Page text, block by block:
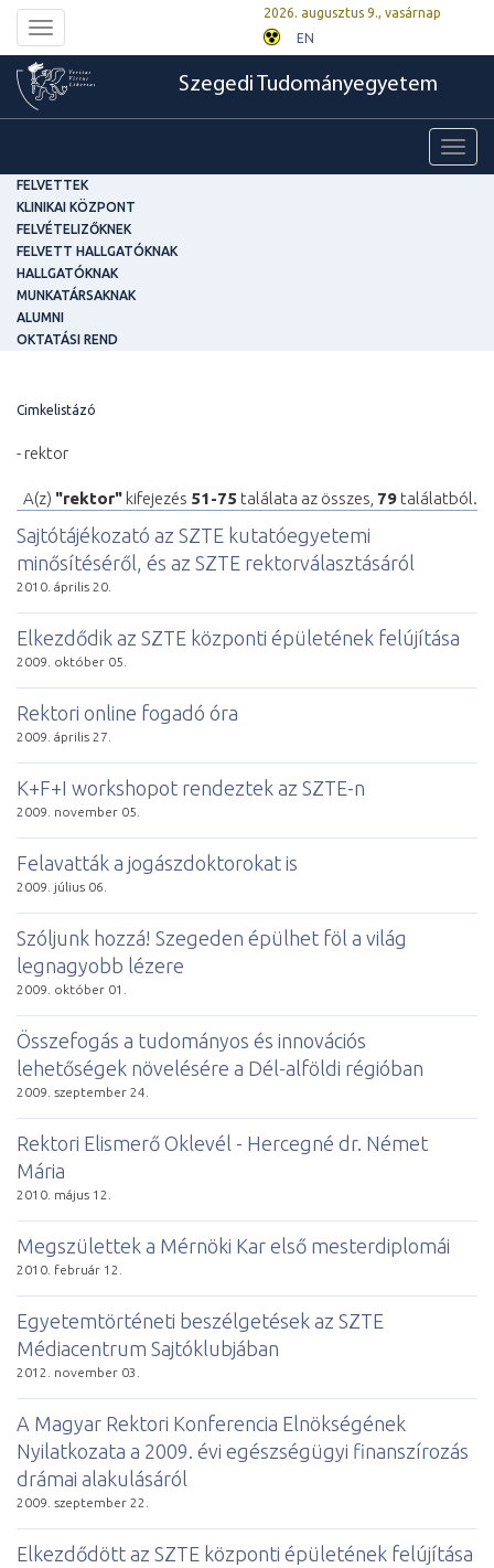
Toggle
navigation
2026. augusztus 9., vasárnap
EN
Szegedi Tudományegyetem
FELVETTEK
KLINIKAI KÖZPONT
FELVÉTELIZŐKNEK
FELVETT HALLGATÓKNAK
HALLGATÓKNAK
MUNKATÁRSAKNAK
ALUMNI
OKTATÁSI REND
Cimkelistázó
- rektor
A(z) "rektor" kifejezés 51-75 találata az összes, 79 találatból.
Sajtótájékozató az SZTE kutatóegyetemi
minősítéséről, és az SZTE rektorválasztásáról
2010. április 20.
Elkezdődik az SZTE központi épületének felújítása
2009. október 05.
Rektori online fogadó óra
2009. április 27.
K+F+I workshopot rendeztek az SZTE-n
2009. november 05.
Felavatták a jogászdoktorokat is
2009. július 06.
Szóljunk hozzá! Szegeden épülhet föl a világ
legnagyobb lézere
2009. október 01.
Összefogás a tudományos és innovációs
lehetőségek növelésére a Dél-alföldi régióban
2009. szeptember 24.
Rektori Elismerő Oklevél - Hercegné dr. Német
Mária
2010. május 12.
Megszülettek a Mérnöki Kar első mesterdiplomái
2010. február 12.
Egyetemtörténeti beszélgetések az SZTE
Médiacentrum Sajtóklubjában
2012. november 03.
A Magyar Rektori Konferencia Elnökségének
Nyilatkozata a 2009. évi egészségügyi finanszírozás
drámai alakulásáról
2009. szeptember 22.
El­kez­dő­dött az SZTE köz­pon­ti épü­le­té­nek fel­újí­tá­sa